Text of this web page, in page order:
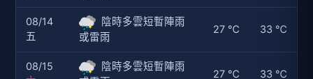
08/14
五
陰時多雲短暫陣雨
或雷雨
27 ℃ 33 ℃
08/15
陰時多雲短暫陣雨
27 ℃ 33 ℃